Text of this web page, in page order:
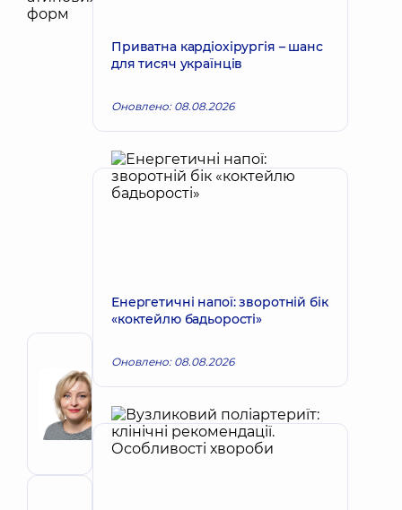
Автор
Шаповалова
Валентина
Вікторівна
Кардіолог
Запис до лікаря
Приватна кардіохірургія – шанс
для тисяч українців
Оновлено: 08.08.2026
Енергетичні напої: зворотній бік
«коктейлю бадьорості»
Оновлено: 08.08.2026